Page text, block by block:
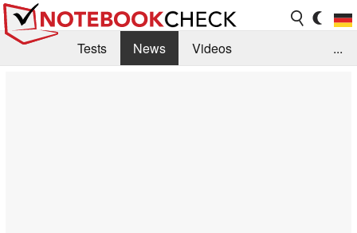
Tests News
Videos
...